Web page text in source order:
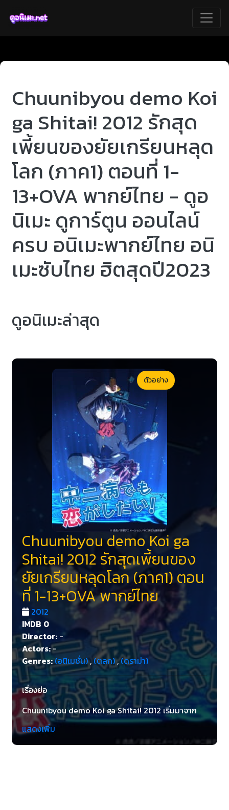
Chuunibyou demo Koi
ga Shitai! 2012 รักสุด
เพี้ยนของยัยเกรียนหลุด
โลก (ภาค1) ตอนที่ 1-
13+OVA พากย์ไทย - ดูอ
นิเมะ ดูการ์ตูน ออนไลน์
ครบ อนิเมะพากย์ไทย อนิ
เมะซับไทย ฮิตสุดปี2023
ดูอนิเมะล่าสุด
ตัวอย่าง
Chuunibyou demo Koi ga
Shitai! 2012 รักสุดเพี้ยนของ
ยัยเกรียนหลุดโลก (ภาค1) ตอน
ที่ 1-13+OVA พากย์ไทย
2012
IMDB 0
Director: -
Actors:-
Genres: (อนิเมชั่น),(ตลก),(ดราม่า)
เรื่องย่อ
Chuunibyou demo Koi ga Shitai! 2012 เริ่มมาจาก
เด็กชายคนหนึ่งที่ชื่อ โทงาชิ ยูตะ ผู้เรียนชั้นมัธยมศึกษา
ตอนปลาย ในครั้งที่เขาเรียนอยู่โรงเรียนมัธยมศึกษาต้น
เขาเป็นโรคเพ้อเจ้อจากความจริง (ประเทศญี่ปุ่น: 中二病
แสดงเพิ่ม